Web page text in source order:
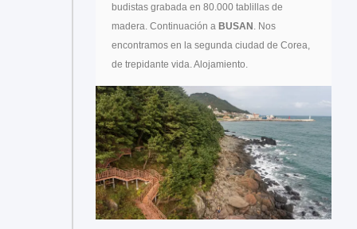
budistas grabada en 80.000 tablillas de
madera. Continuación a BUSAN . Nos
encontramos en la segunda ciudad de Corea,
de trepidante vida. Alojamiento.